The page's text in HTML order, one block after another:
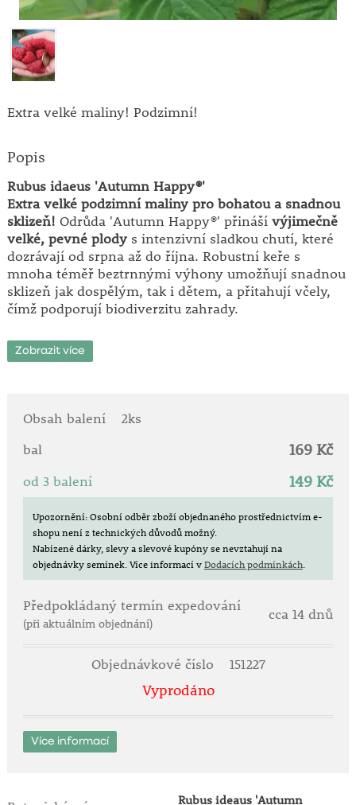
Extra velké maliny! Podzimní!
Popis
Rubus idaeus 'Autumn Happy®'
Extra velké podzimní maliny pro bohatou a snadnou
sklizeň! Odrůda 'Autumn Happy®' přináší výjimečně
velké, pevné plodys intenzivní sladkou chutí, které
dozrávají od srpna až do října. Robustní keře s
mnoha téměř beztrnnými výhony umožňují snadnou
sklizeň jak dospělým, tak i dětem, a přitahují včely,
čímž podporují biodiverzitu zahrady.
Hlavní přednosti odrůdy:
• extra velké, pevné a aromatické plody
• téměř beztrnné výhony pro snadnou a bezpečnou
• mrazuvzdorné a odolné vůči drsným klimatickým
• medonosná rostlina – láká včely a podporuje
ekologickou rovnováhu
Stanoviště a pěstování:
Plné sluncepro nejlepší kvalitu a velikost plodů
• dobře propustná, humózní a živinami bohatá půda
lepšího opylení a vyšší úrody
• pravidelná zálivka v období sucha a během plodící
• vhodné organické nebo tekuté hnojení pro podporu
• odstraňujte odkvetlé květy a slabé či poškozené
výhony, aby rostlina mohla efektivně vyživovat
nových plodících výhonů
Zobrazit více
Obsah balení
2ks
bal
169 Kč
od 3 balení 149 Kč
Upozornění: Osobní odběr zboží objednaného prostřednictvím e-
shopu není z technických důvodů možný.
Nabízené dárky, slevy a slevové kupóny se nevztahují na
objednávky semínek.Více informací vDodacích podmínkách.
Předpokládaný termín expedování
(při aktuálním objednání)
cca 14 dnů
Objednávkové číslo 151227
Vyprodáno
Více informací
Rubus ideaus 'Autumn